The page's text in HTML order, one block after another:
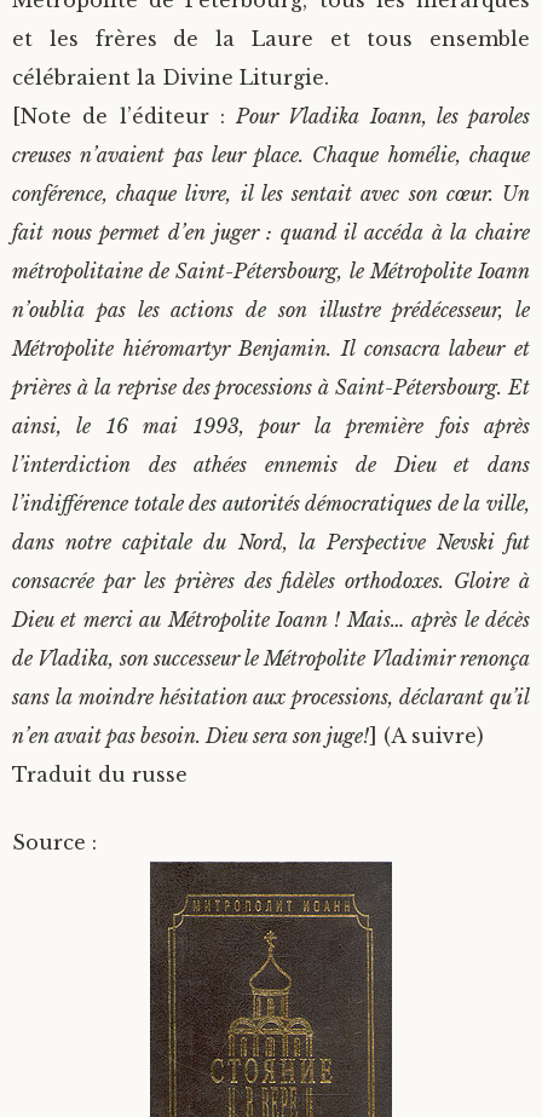
et les frères de la Laure et tous ensemble
célébraient la Divine Liturgie.
[Note de l’éditeur :Pour Vladika Ioann, les paroles
creuses n’avaient pas leur place. Chaque homélie, chaque
conférence, chaque livre, il les sentait avec son cœur. Un
fait nous permet d’en juger : quand il accéda à la chaire
métropolitaine de Saint-Pétersbourg, le Métropolite Ioann
n’oublia pas les actions de son illustre prédécesseur, le
Métropolite hiéromartyr Benjamin. Il consacra labeur et
prières à la reprise des processions à Saint-Pétersbourg. Et
ainsi, le 16 mai 1993, pour la première fois après
l’interdiction des athées ennemis de Dieu et dans
l’indifférence totale des autorités démocratiques de la ville,
dans notre capitale du Nord, la Perspective Nevski fut
consacrée par les prières des fidèles orthodoxes. Gloire à
Dieu et merci au Métropolite Ioann ! Mais… après le décès
de Vladika, son successeur le Métropolite Vladimir renonça
sans la moindre hésitation aux processions, déclarant qu’il
n’en avait pas besoin. Dieu sera son juge! ] (A suivre)
Traduit du russe
Source :